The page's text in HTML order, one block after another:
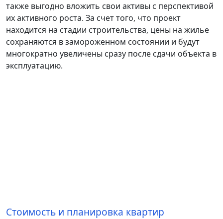
также выгодно вложить свои активы с перспективой
их активного роста. За счет того, что проект
находится на стадии строительства, цены на жилье
сохраняются в замороженном состоянии и будут
многократно увеличены сразу после сдачи объекта в
эксплуатацию.
Стоимость и планировка квартир